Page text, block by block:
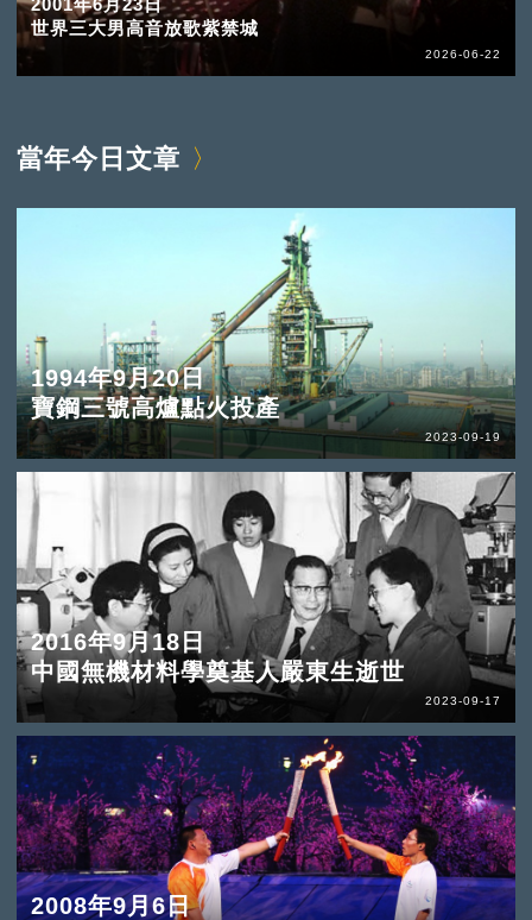
2001年6月23日
世界三大男高音放歌紫禁城
2026-06-22
當年今日文章
1994年9月20日
寶鋼三號高爐點火投產
2023-09-19
2016年9月18日
中國無機材料學奠基人嚴東生逝世
2023-09-17
2008年9月6日